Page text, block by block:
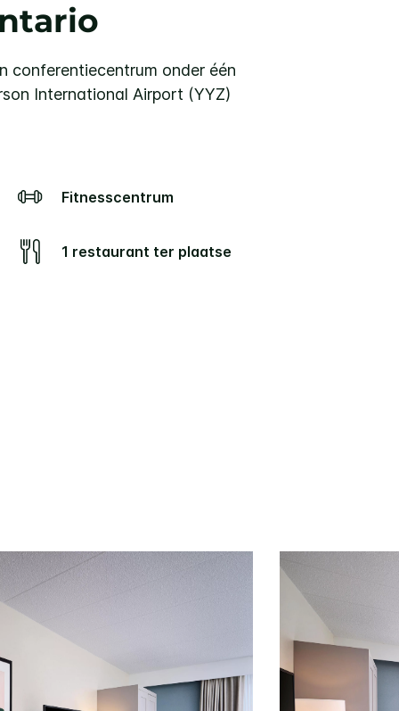
conferentiecentrum onder één
International Airport (YYZ)
Fitnesscentrum
1 restaurant ter plaatse